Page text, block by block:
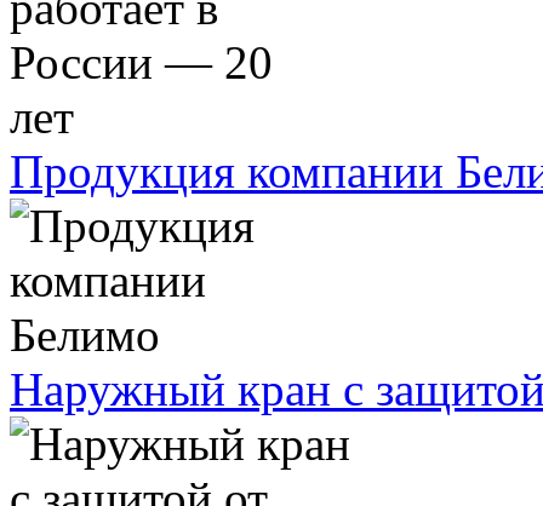
Продукция компании
Наружный кран с